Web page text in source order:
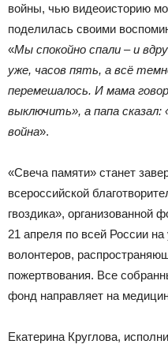
войны, чью видеоисторию
поделилась своими
«Мы спокойно спали – и
уже, часов пять, а всё
перемешалось. И мама
выключить», а папа
война».
«Свеча памяти» станет
всероссийской
гвоздика», организованной
21 апреля по всей России
волонтеров,
пожертвования. Все
фонд направляет на
Екатерина Круглова,